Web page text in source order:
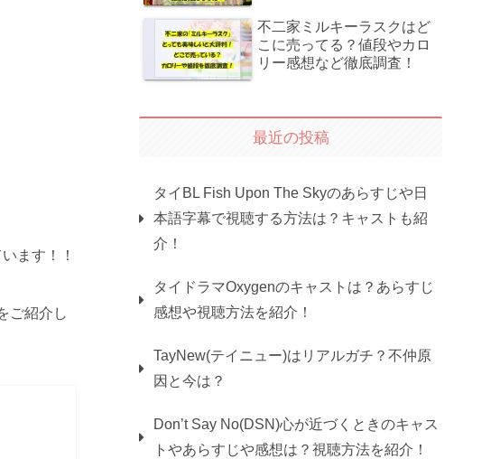
ます！！
ご紹介し
不二家ミルキーラスクはど
こに売ってる？値段やカロ
リー感想など徹底調査！
最近の投稿
タイBL Fish Upon The Skyのあらすじや日
本語字幕で視聴する方法は？キャストも紹
介！
タイドラマOxygenのキャストは？あらすじ
感想や視聴方法を紹介！
TayNew(テイニュー)はリアルガチ？不仲原
因と今は？
Don’t Say No(DSN)心が近づくときのキャス
トやあらすじや感想は？視聴方法を紹介！